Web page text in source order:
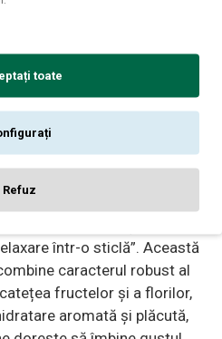
pe bază de extract de ceai negru
într-o sticlă”. Această
caracterul robust al
fructelor și a florilor,
aromată și plăcută,
toate
Refuz